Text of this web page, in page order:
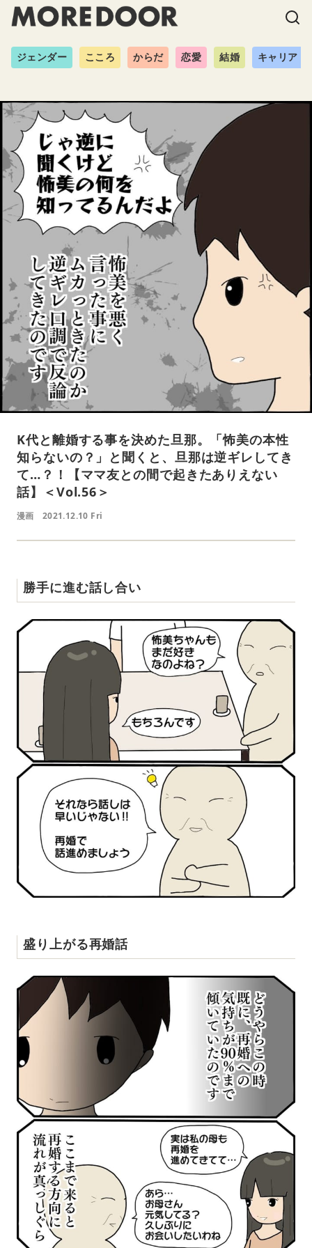
ジェンダー こころ からだ 恋愛 結婚 キャリア
K代と離婚する事を決めた旦那。「怖美の本性
知らないの？」と聞くと、旦那は逆ギレしてき
て…？！【ママ友との間で起きたありえない
話】＜Vol.56＞
漫画 2021.12.10 Fri
勝手に進む話し合い
盛り上がる再婚話